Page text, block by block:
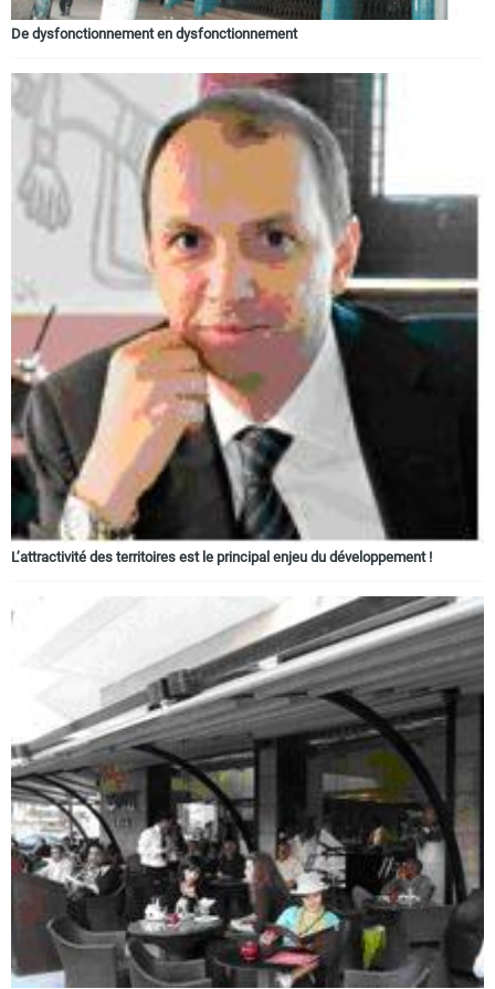
De dysfonctionnement en dysfonctionnement
L’attractivité des territoires est le principal enjeu du développement !